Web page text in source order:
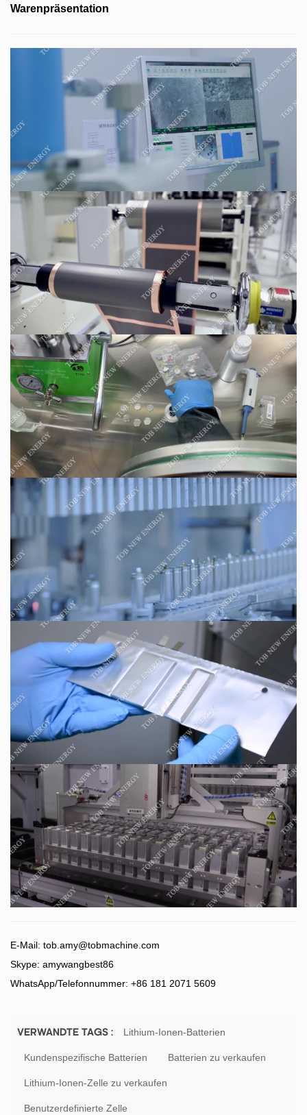
Warenpräsentation
E-Mail: tob.amy@tobmachine.com
Skype: amywangbest86
WhatsApp/Telefonnummer: +86 181 2071 5609
VERWANDTE TAGS : Lithium-Ionen-Batterien
Kundenspezifische Batterien Batterien zu verkaufen
Lithium-Ionen-Zelle zu verkaufen
Benutzerdefinierte Zelle